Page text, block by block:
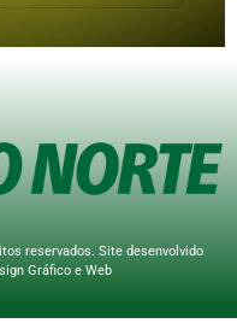
reservados. Site desenvolvido
Gráfico e Web